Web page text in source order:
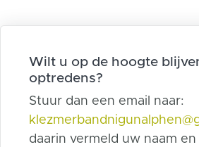
Wilt u op de hoogte
optredens?
Stuur dan een email naar:
daarin vermeld uw naam en